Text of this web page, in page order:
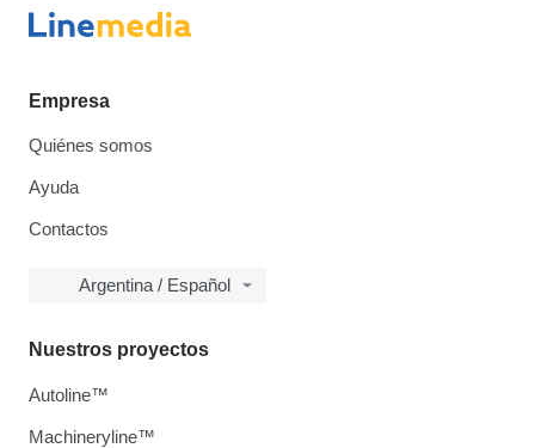
Empresa
Quiénes somos
Ayuda
Contactos
Argentina / Español
Nuestros proyectos
Autoline™
Machineryline™